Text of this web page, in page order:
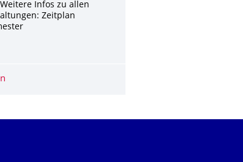
MDR TV-Beitrag
Infos zu allen
Zeitplan